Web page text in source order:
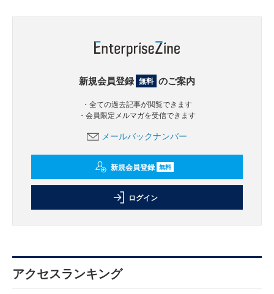
新規会員登録 無料 のご案内
・全ての過去記事が閲覧できます
・会員限定メルマガを受信できます
メールバックナンバー
新規会員登録 無料
ログイン
アクセスランキング